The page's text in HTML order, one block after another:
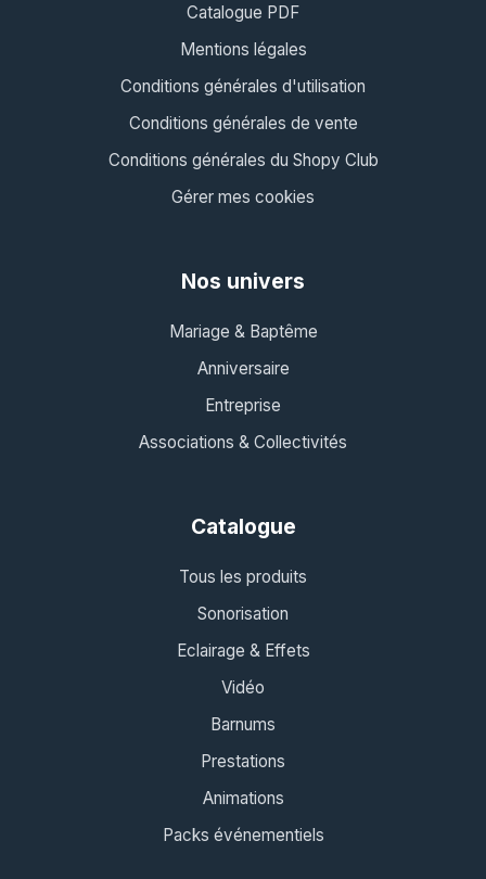
Catalogue PDF
Mentions légales
Conditions générales d'utilisation
Conditions générales de vente
Conditions générales du Shopy Club
Gérer mes cookies
Nos univers
Mariage & Baptême
Anniversaire
Entreprise
Associations & Collectivités
Catalogue
Tous les produits
Sonorisation
Eclairage & Effets
Vidéo
Barnums
Prestations
Animations
Packs événementiels